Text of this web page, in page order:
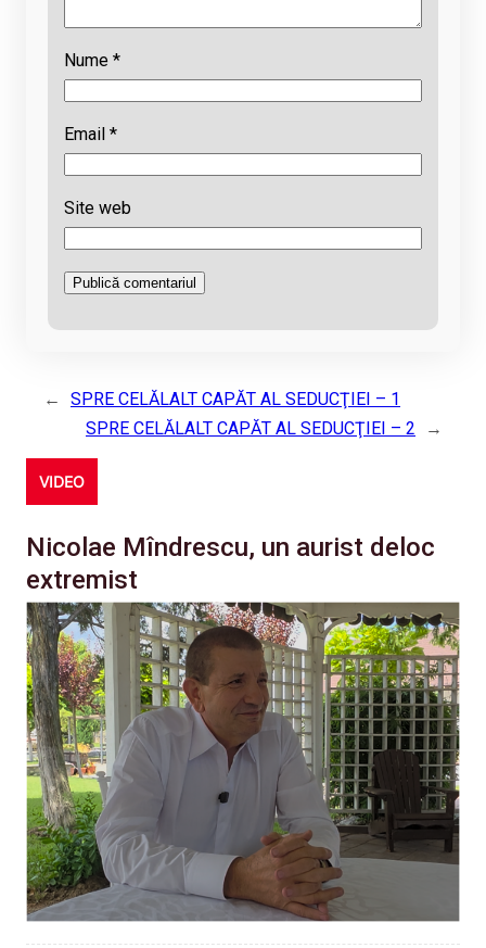
Nume *
Email *
Site web
←
SPRE CELĂLALT CAPĂT AL SEDUCŢIEI – 1
SPRE CELĂLALT CAPĂT AL SEDUCŢIEI – 2
→
VIDEO
Nicolae Mîndrescu, un aurist deloc
extremist